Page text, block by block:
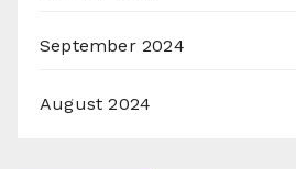
September 2024
August 2024